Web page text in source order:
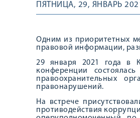
ПЯТНИЦА, 29, ЯНВАРЬ
Одним из приоритетных
правовой информации,
29 января 2021 года в
конференции
правоохранительных
правонарушений.
На встрече
противодействия